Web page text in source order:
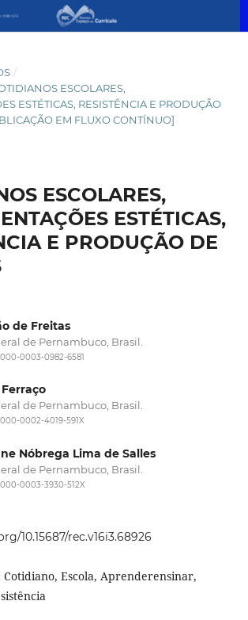
/
ESCOLARES,
ESTÉTICAS, RESISTÊNCIA E PRODUÇÃO
EM FLUXO CONTÍNUO]
ESCOLARES,
ESTÉTICAS,
E PRODUÇÃO DE
de Freitas
de Pernambuco, Brasil.
0003-0982-6581
de Pernambuco, Brasil.
0002-4019-591X
Nóbrega Lima de Salles
de Pernambuco, Brasil.
0003-3930-512X
10.15687/rec.v16i3.68926
Cotidiano, Escola, Aprenderensinar,